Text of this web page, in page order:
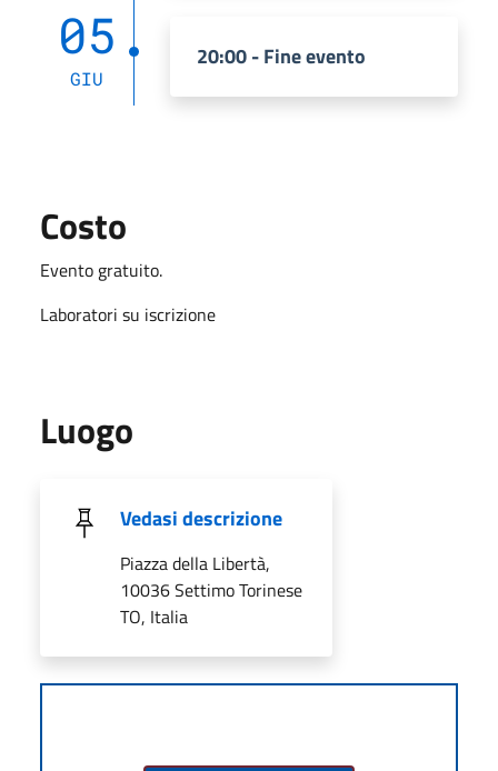
05
GIU
20:00 - Fine evento
Costo
Evento gratuito.
Laboratori su iscrizione
Luogo
Vedasi descrizione
Piazza della Libertà,
10036 Settimo Torinese
TO, Italia